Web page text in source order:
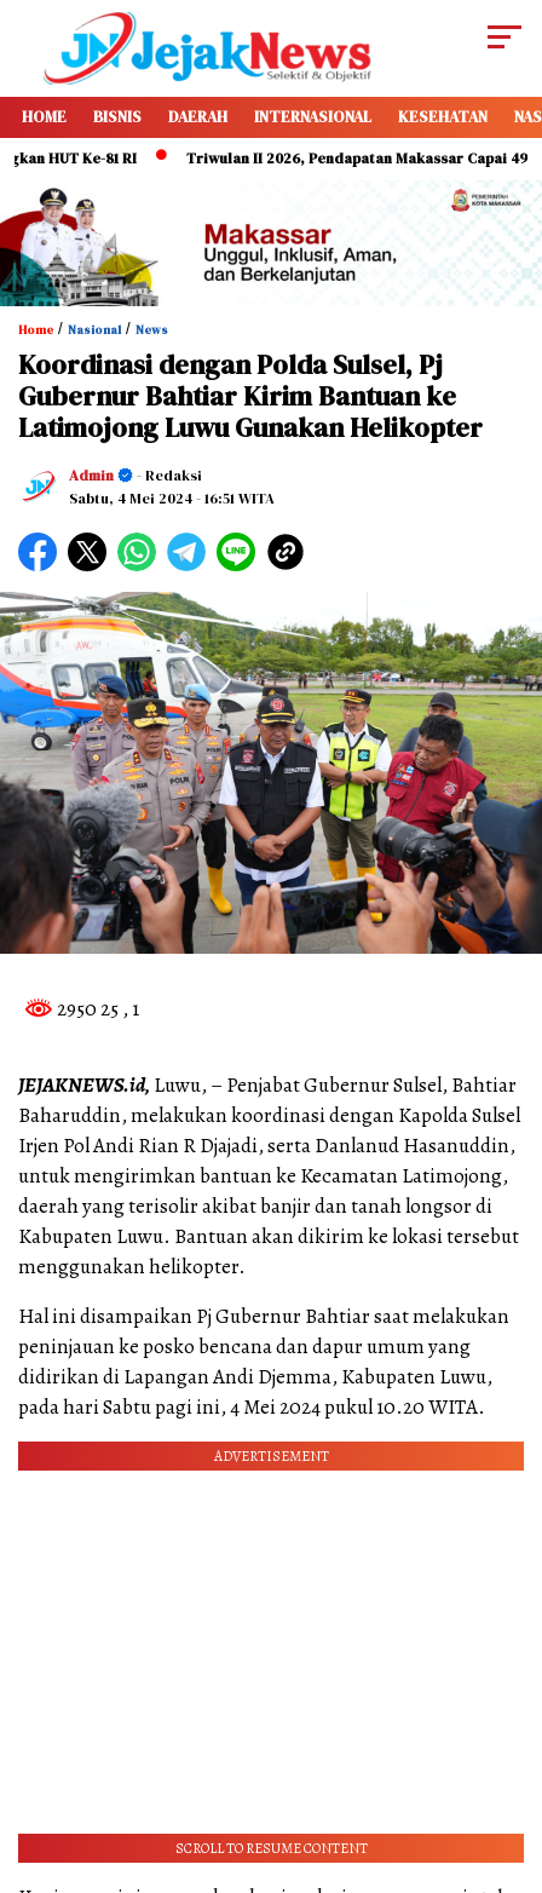
HOME BISNIS DAERAH INTERNASIONAL KESEHATAN
Ke-81 RI Triwulan II 2026, Pendapatan Makassar Capai 49
Home / Nasional / News
Koordinasi dengan Polda Sulsel, Pj
Gubernur Bahtiar Kirim Bantuan ke
Latimojong Luwu Gunakan Helikopter
Admin
- Redaksi
Sabtu, 4 Mei 2024- 16:51 WITA
2950 25 , 1
JEJAKNEWS.id, Luwu, – Penjabat Gubernur Sulsel, Bahtiar
Baharuddin, melakukan koordinasi dengan Kapolda Sulsel
Irjen Pol Andi Rian R Djajadi, serta Danlanud Hasanuddin,
untuk mengirimkan bantuan ke Kecamatan Latimojong,
daerah yang terisolir akibat banjir dan tanah longsor di
Kabupaten Luwu. Bantuan akan dikirim ke lokasi tersebut
menggunakan helikopter.
Hal ini disampaikan Pj Gubernur Bahtiar saat melakukan
peninjauan ke posko bencana dan dapur umum yang
didirikan di Lapangan Andi Djemma, Kabupaten Luwu,
pada hari Sabtu pagi ini, 4 Mei 2024 pukul 10.20 WITA.
ADVERTISEMENT
SCROLL TO RESUME CONTENT